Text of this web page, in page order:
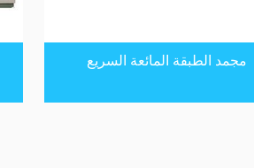
مجمد الطبقة المائعة السريع